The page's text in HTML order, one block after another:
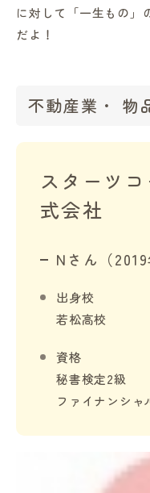
に対して「一生もの」
だよ！
不動産業・ 物
スターツ
式会社
Nさん（2019
出身校
若松高校
資格
秘書検定2級
ファイナンシ